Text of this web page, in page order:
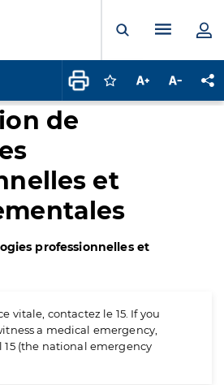
Ouvrir laMenu
Connectez-vous
Augmenter la
de
et
professionnelles et
vitale, contactez le 15. If you
a medical emergency,
(the national emergency